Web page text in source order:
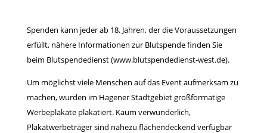
Spenden kann jeder ab 18. Jahren, der die Voraussetzungen
erfüllt, nähere Informationen zur Blutspende finden Sie
beim Blutspendedienst (www.blutspendedienst-west.de).
Um möglichst viele Menschen auf das Event aufmerksam zu
machen, wurden im Hagener Stadtgebiet großformatige
Werbeplakate plakatiert. Kaum verwunderlich,
Plakatwerbeträger sind nahezu flächendeckend verfügbar